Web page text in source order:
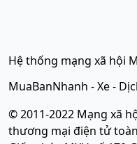
Hệ thống mạng xã hội
MuaBanNhanh -Xe-
© 2011-2022 Mạng xã
thương mại điện tử